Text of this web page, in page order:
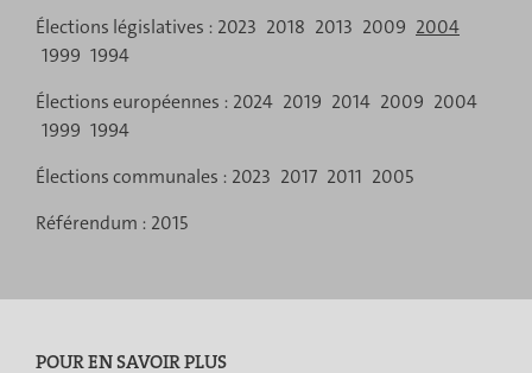
Menu
de
navigation
Élections législatives : 2023 2018 2013 2009 2004
1999 1994
Élections européennes : 2024 2019 2014 2009 2004
1999 1994
Élections communales : 2023 2017 2011 2005
Référendum : 2015
POUR EN SAVOIR PLUS